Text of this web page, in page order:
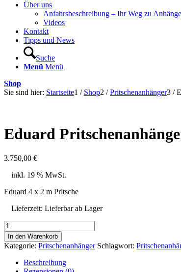
Über uns
Anfahrsbeschreibung – Ihr Weg zu
Videos
Kontakt
Tipps und News
Suche
Menü Menü
Shop
Sie sind hier: Startseite1 / Shop2 / Pritschenanhänger3 /
Eduard
3.750,00 €
inkl. 19 % MwSt.
Eduard 4 x 2 m Pritsche
Lieferzeit: Lieferbar ab Lager
Eduard
Pritschenanhänger+3
Menge
In den Warenkorb
Kategorie: Pritschenanhänger Schlagwort:
Beschreibung